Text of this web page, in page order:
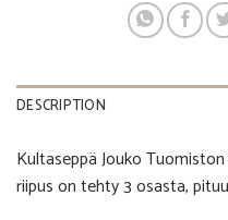
DESCRIPTION
Kultaseppä Jouko
riipus on tehty 3 osasta,